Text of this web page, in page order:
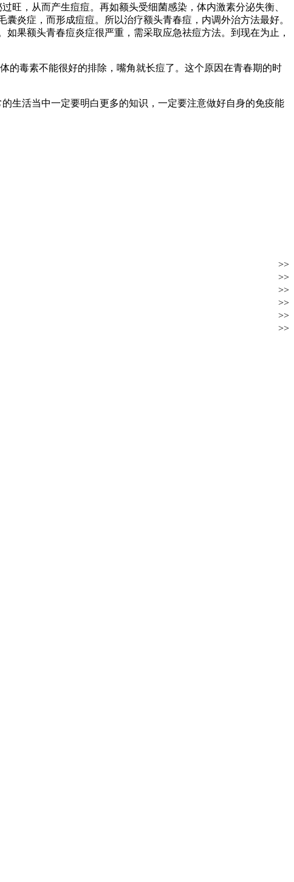
旺，从而产生痘痘。再如额头受细菌感染，体内激素分泌失衡、
炎症，而形成痘痘。所以治疗额头青春痘，内调外治方法最好。
果额头青春痘炎症很严重，需采取应急祛痘方法。到现在为止，
的毒素不能很好的排除，嘴角就长痘了。这个原因在青春期的时
生活当中一定要明白更多的知识，一定要注意做好自身的免疫能
>>
>>
>>
>>
>>
>>